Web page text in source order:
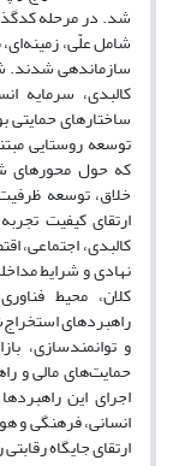
شد. در مرحله
شامل علّی،
سازماندهی شدند.
کالبدی، سرمایه
ساختارهای
توسعه روستایی
که حول محورهای
خلاق، توسعه
ارتقای کیفیت
کالبدی، اجتماعی،
نهادی و شرایط
کلان، محیط
راهبردهای
و توانمندسازی،
حمایت‌های مالی و
اجرای این
انسانی، فرهنگی و
ارتقای جایگاه